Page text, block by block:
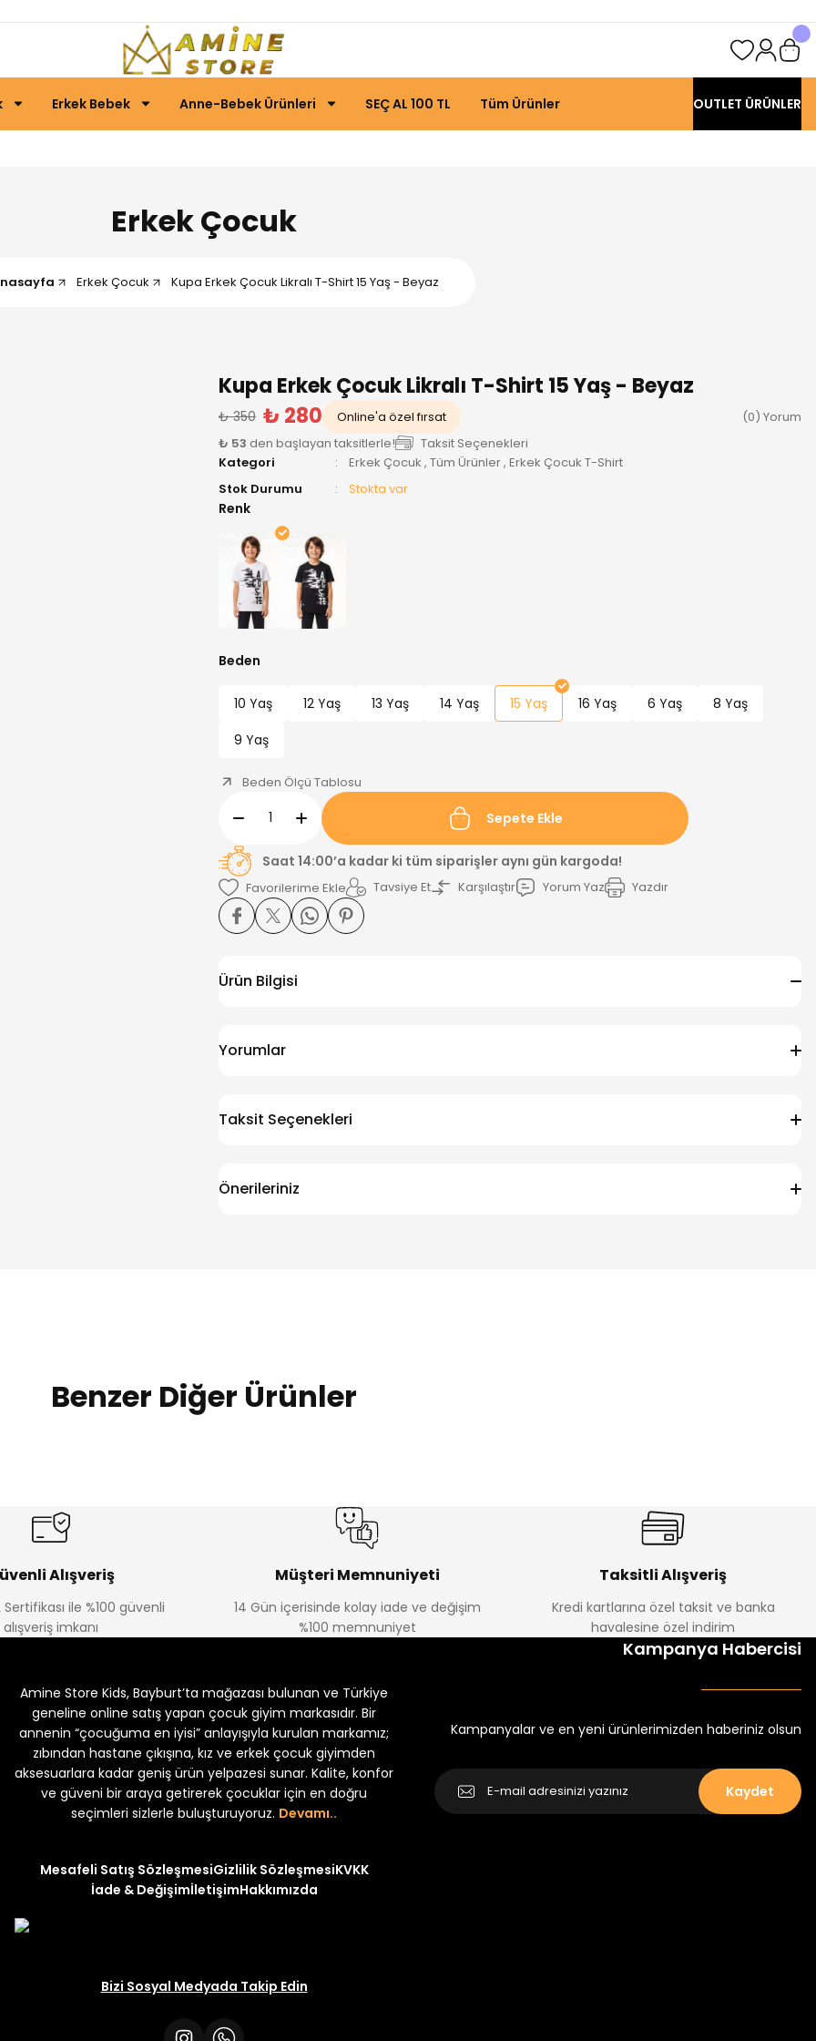
Erkek Bebek Anne-Bebek Ürünleri SEÇ AL 100 TL Tüm Ürünler OUTLET ÜRÜNLER
Erkek Çocuk
Erkek Çocuk Kupa Erkek Çocuk Likralı T-Shirt 15 Yaş - Beyaz
Kupa Erkek Çocuk Likralı T-Shirt 15 Yaş - Beyaz
₺ 350 ₺ 280 Online'a özel fırsat
(0) Yorum
₺ 53 den başlayan taksitlerle!
Taksit Seçenekleri
Kategori
Erkek Çocuk , Tüm Ürünler, Erkek Çocuk T-Shirt
Stok Durumu
Stokta var
Renk
Beden
10 Yaş 12 Yaş 13 Yaş 14 Yaş 15 Yaş 16 Yaş 6 Yaş
8 Yaş
9 Yaş
Beden Ölçü Tablosu
Sepete Ekle
Saat 14:00’a kadar ki tüm siparişler aynı gün kargoda!
Tavsiye Et Karşılaştır Yorum Yaz Yazdır
Ürün Bilgisi
Yorumlar
Taksit Seçenekleri
Önerileriniz
Benzer Diğer Ürünler
Yeni
Kampçı Minik Erkek Çocuk 2'li Şortlu Takım
%30
Yeni
₺ 500 ₺ 350
%30
Minik Kral Erkek Çocuk 2'li Şortlu Takım
2'li Şortlu Takım
Alışveriş
Sertifikası ile %100 güvenli
alışveriş imkanı
Müşteri Memnuniyeti
14 Gün içerisinde kolay iade ve değişim
%100 memnuniyet
Taksitli Alışveriş
Kredi kartlarına özel taksit ve banka
havalesine özel indirim
Amine Store Kids, Bayburt’ta mağazası bulunan ve Türkiye
geneline online satış yapan çocuk giyim markasıdır. Bir
annenin “çocuğuma en iyisi” anlayışıyla kurulan markamız;
zıbından hastane çıkışına, kız ve erkek çocuk giyimden
aksesuarlara kadar geniş ürün yelpazesi sunar. Kalite, konfor
ve güveni bir araya getirerek çocuklar için en doğru
seçimleri sizlerle buluşturuyoruz. Devamı..
Mesafeli Satış SözleşmesiGizlilik SözleşmesiKVKK
İade & DeğişimİletişimHakkımızda
Bizi Sosyal Medyada Takip Edin
Kampanya Habercisi
Kampanyalar ve en yeni ürünlerimizden haberiniz olsun
Kaydet